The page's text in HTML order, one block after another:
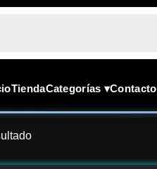
TiendaCategorías ▾Contacto